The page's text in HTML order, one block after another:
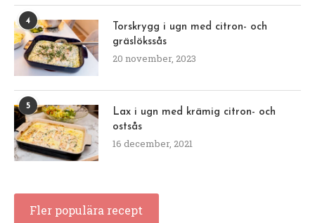
4
Torskrygg i ugn med citron- och
gräslökssås
20 november, 2023
5
Lax i ugn med krämig citron- och
ostsås
16 december, 2021
Fler populära recept